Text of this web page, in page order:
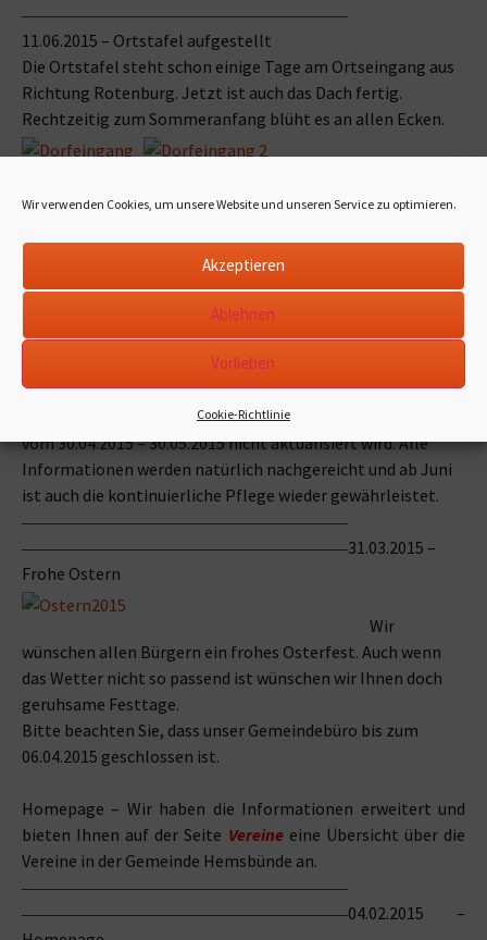
Wir verwenden Cookies, um unsere Website und unseren Service zu optimieren.
Akzeptieren
Ablehnen
Vorlieben
Cookie-Richtlinie
11.06.2015 – Ortstafel aufgestellt
Die Ortstafel steht schon einige Tage am Ortseingang aus
Richtung Rotenburg. Jetzt ist auch das Dach fertig.
Rechtzeitig zum Sommeranfang blüht es an allen Ecken.
Die Homepage wird wieder wie gewohnt gepflegt. Wir
danken für Ihr Verständnis.
30.04.2015 – Homepage
Wir bitten um Verständnis dass diese Homepage in der Zeit
vom 30.04.2015 – 30.05.2015 nicht aktualisiert wird. Alle
Informationen werden natürlich nachgereicht und ab Juni
ist auch die kontinuierliche Pflege wieder gewährleistet.
31.03.2015 –
Frohe Ostern
Wir
wünschen allen Bürgern ein frohes Osterfest. Auch wenn
das Wetter nicht so passend ist wünschen wir Ihnen doch
geruhsame Festtage.
Bitte beachten Sie, dass unser Gemeindebüro bis zum
06.04.2015 geschlossen ist.
Homepage – Wir haben die Informationen erweitert und
bieten Ihnen auf der Seite Vereine eine Übersicht über die
Vereine in der Gemeinde Hemsbünde an.
04.02.2015 –